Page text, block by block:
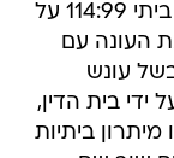
בעונה הסדירה בליגת העל עם ניצחון ביתי 114:99 על
העונה עם
עונש
בית הדין,
ביתיות